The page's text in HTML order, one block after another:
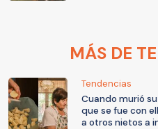
MÁS DE
Tendencias
Cuando murió
que se fue con
a otros nietos a